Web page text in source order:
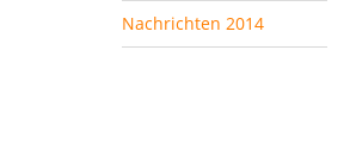
Nachrichten 2014